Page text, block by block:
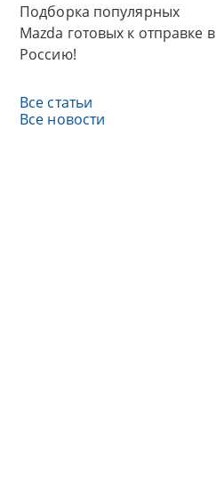
Подборка популярных
Mazda готовых к отправке в
Россию!
Все статьи
Все новости